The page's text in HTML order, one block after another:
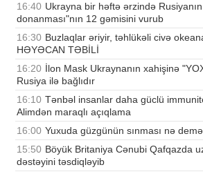
16:40 Ukrayna bir həftə ərzində
donanması"nın 12 gəmisini vurub
16:30 Buzlaqlar əriyir, təhlükəli civə
HƏYƏCAN TƏBİLİ
16:20 İlon Mask Ukraynanın xahişinə
Rusiya ilə bağlıdır
16:10 Tənbəl insanlar daha güclü
Alimdən maraqlı açıqlama
16:00 Yuxuda güzgünün sınması nə
15:50 Böyük Britaniya Cənubi Qafqazda
dəstəyini təsdiqləyib